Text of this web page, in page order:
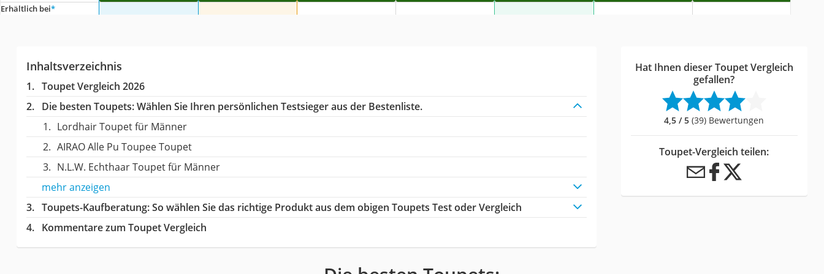
Erhältlich bei*
Inhaltsverzeichnis
Toupet Vergleich 2026
Die besten Toupets:Wählen Sie Ihren persönlichen Testsieger aus der Bestenliste.
Lordhair Toupet für Männer
AIRAO Alle Pu Toupee Toupet
N.L.W. Echthaar Toupet für Männer
mehr anzeigen
Toupets-Kaufberatung: So wählen Sie das richtige Produkt aus dem obigen Toupets Test oder Vergleich
Kommentare zum Toupet Vergleich
Hat Ihnen dieser Toupet Vergleich
gefallen?
4,5 / 5 (39) Bewertungen
Toupet-Vergleich teilen: